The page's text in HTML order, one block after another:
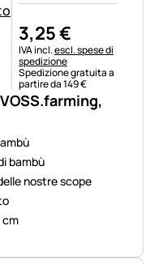
bambù
nostre scope
cm
3,25€
Informazioni fiscali:
IVA incl.escl. spese di
spedizione
Spedizione gratuita a
partire da 149 €